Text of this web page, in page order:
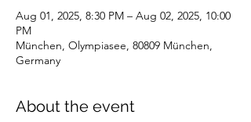
Aug 01, 2025, 8:30 PM – Aug 02, 2025, 10:00
PM
München, Olympiasee, 80809 München,
Germany
About the event